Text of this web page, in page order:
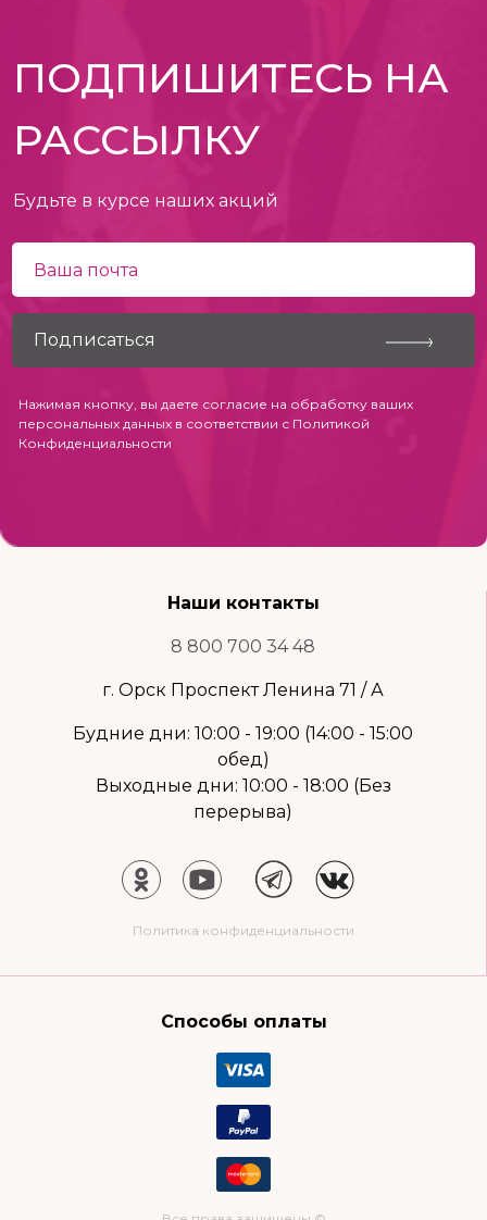
ПОДПИШИТЕСЬ НА
РАССЫЛКУ
Будьте в курсе наших акций
Нажимая кнопку, вы даете согласие на обработку ваших
персональных данных в соответствии с Политикой
Конфиденциальности
Наши контакты
8 800 700 34 48
г. Орск Проспект Ленина 71 / А
Будние дни: 10:00 - 19:00 (14:00 - 15:00
обед)
Выходные дни: 10:00 - 18:00 (Без
перерыва)
Политика конфиденциальности
Способы оплаты